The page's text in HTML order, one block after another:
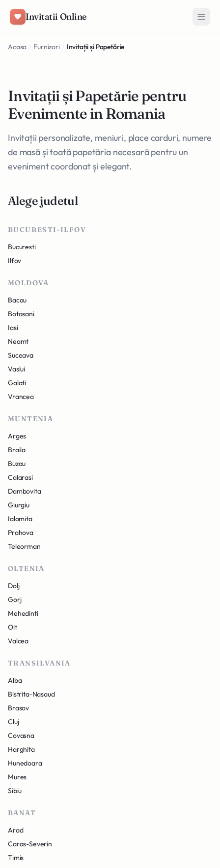
Invitatii Online
Acasa Furnizori Invitații și Papetărie
Invitații și Papetărie pentru
Evenimente in Romania
Invitații personalizate, meniuri, place carduri, numere
de masă și toată papetăria necesară pentru un
eveniment coordonat și elegant.
Alege judetul
BUCURESTI-ILFOV
Bucuresti
Ilfov
MOLDOVA
Bacau
Botosani
Iasi
Neamt
Suceava
Vaslui
Galati
Vrancea
MUNTENIA
Arges
Braila
Buzau
Calarasi
Dambovita
Giurgiu
Ialomita
Prahova
Teleorman
OLTENIA
Dolj
Gorj
Mehedinti
Olt
Valcea
TRANSILVANIA
Alba
Bistrita-Nasaud
Brasov
Cluj
Covasna
Harghita
Hunedoara
Mures
Sibiu
BANAT
Arad
Caras-Severin
Timis